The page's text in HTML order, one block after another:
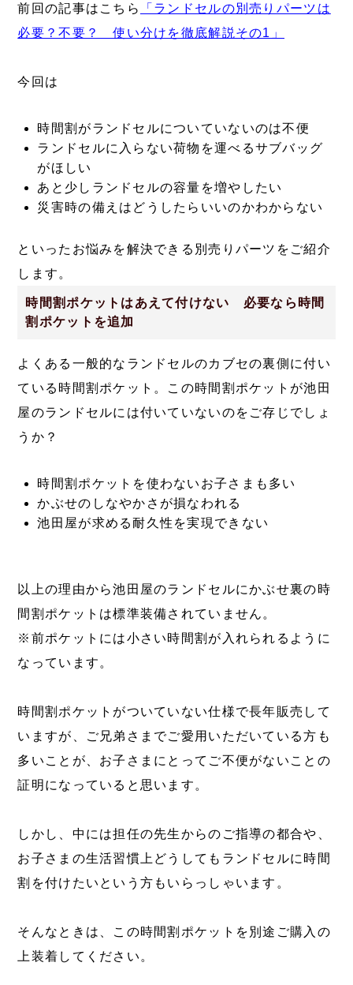
前回の記事はこちら
「ランドセルの別売りパーツは
必要？不要？ 使い分けを徹底解説その1」
今回は
時間割がランドセルについていないのは不便
ランドセルに入らない荷物を運べるサブバッグ
がほしい
あと少しランドセルの容量を増やしたい
災害時の備えはどうしたらいいのかわからない
といったお悩みを解決できる別売りパーツをご紹介
します。
時間割ポケットはあえて付けない 必要なら時間
割ポケットを追加
よくある一般的なランドセルのカブセの裏側に付い
ている時間割ポケット。この時間割ポケットが池田
屋のランドセルには付いていないのをご存じでしょ
うか？
時間割ポケットを使わないお子さまも多い
かぶせのしなやかさが損なわれる
池田屋が求める耐久性を実現できない
以上の理由から池田屋のランドセルにかぶせ裏の時
間割ポケットは標準装備されていません。
※前ポケットには小さい時間割が入れられるように
なっています。
時間割ポケットがついていない仕様で長年販売して
いますが、ご兄弟さまでご愛用いただいている方も
多いことが、お子さまにとってご不便がないことの
証明になっていると思います。
しかし、中には担任の先生からのご指導の都合や、
お子さまの生活習慣上どうしてもランドセルに時間
割を付けたいという方もいらっしゃいます。
そんなときは、この時間割ポケットを別途ご購入の
上装着してください。